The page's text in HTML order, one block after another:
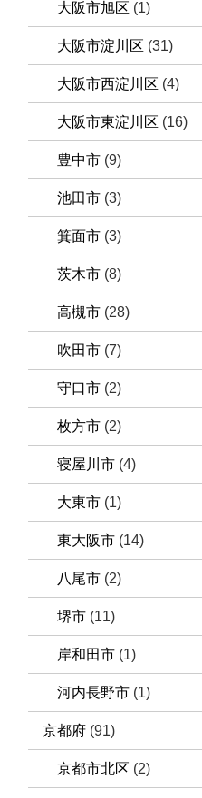
大阪市旭区 (1)
大阪市淀川区 (31)
大阪市西淀川区 (4)
大阪市東淀川区 (16)
豊中市 (9)
池田市 (3)
箕面市 (3)
茨木市 (8)
高槻市 (28)
吹田市 (7)
守口市 (2)
枚方市 (2)
寝屋川市 (4)
大東市 (1)
東大阪市 (14)
八尾市 (2)
堺市 (11)
岸和田市 (1)
河内長野市 (1)
京都府 (91)
京都市北区 (2)